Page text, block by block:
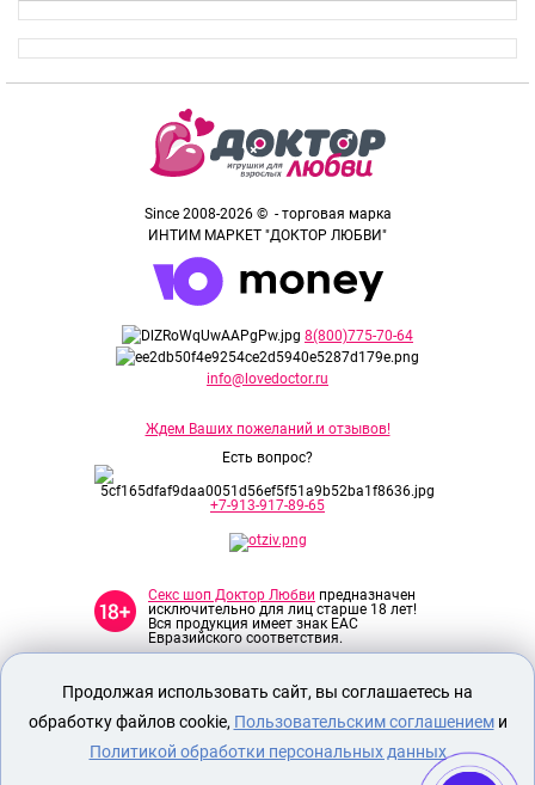
Since 2008-2026 © - торговая марка
ИНТИМ МАРКЕТ "ДОКТОР ЛЮБВИ"
8(800)775-70-64
info@lovedoctor.ru
Ждем Ваших пожеланий и отзывов!
Есть вопрос?
+7-913-917-89-65
Секс шоп Доктор Любви предназначен
исключительно для лиц старше 18 лет!
Вся продукция имеет знак EAC
Евразийского соответствия.
О МАГАЗИНЕ
ОПЛАТА И ДОСТАВКА
СЕКС ИГРУШКИ
Продолжая использовать сайт, вы соглашаетесь на
обработку файлов cookie, Пользовательским соглашениеми
Политикой обработки персональных данных